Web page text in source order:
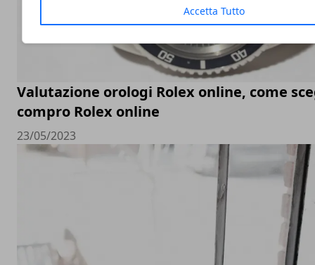
Accetta Tutto
Valutazione orologi Rolex online, come
compro Rolex online
23/05/2023